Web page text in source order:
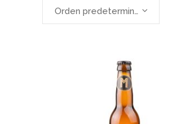
Orden predeterminado